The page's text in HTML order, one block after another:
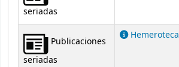
seriadas
Publicaciones
seriadas
Hemeroteca